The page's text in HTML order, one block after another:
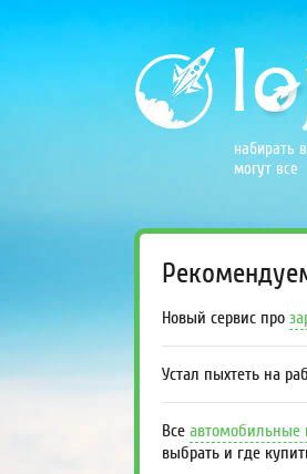
набирать
могут все
Новый сервис про
Устал пыхтеть на
Все автомобильные
выбрать и где